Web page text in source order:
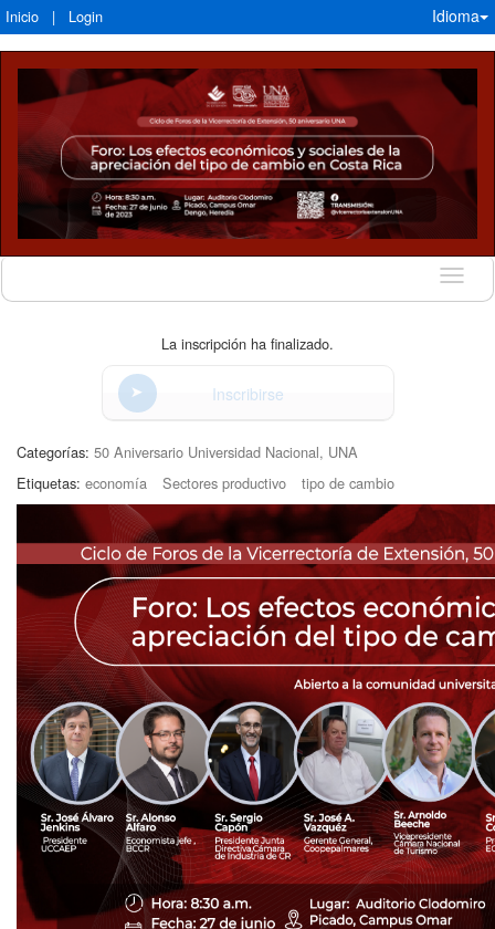
Inicio | Login Idioma
Idioma
La inscripción ha finalizado.
Inscribirse
Categorías: 50 Aniversario Universidad Nacional, UNA
Etiquetas: economía Sectores productivo tipo de cambio